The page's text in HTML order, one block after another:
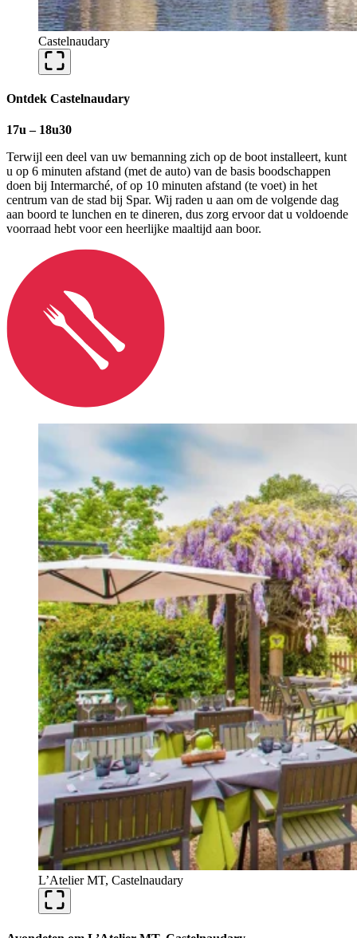
Castelnaudary
Ontdek Castelnaudary
17u – 18u30
Terwijl een deel van uw bemanning zich op de boot installeert, kunt
u op 6 minuten afstand (met de auto) van de basis boodschappen
doen bij Intermarché, of op 10 minuten afstand (te voet) in het
centrum van de stad bij Spar. Wij raden u aan om de volgende dag
aan boord te lunchen en te dineren, dus zorg ervoor dat u voldoende
voorraad hebt voor een heerlijke maaltijd aan boor.
L’Atelier MT, Castelnaudary